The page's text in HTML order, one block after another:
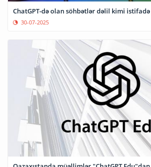
ChatGPT-də olan söhbətlər dəlil kimi
30-07-2025